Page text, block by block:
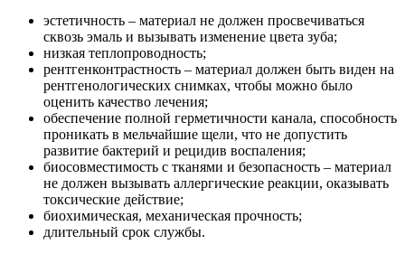
эстетичность – материал не должен просвечиваться
сквозь эмаль и вызывать изменение цвета зуба;
низкая теплопроводность;
рентгенконтрастность – материал должен быть виден на
рентгенологических снимках, чтобы можно было
оценить качество лечения;
обеспечение полной герметичности канала, способность
проникать в мельчайшие щели, что не допустить
развитие бактерий и рецидив воспаления;
биосовместимость с тканями и безопасность – материал
не должен вызывать аллергические реакции, оказывать
токсические действие;
биохимическая, механическая прочность;
длительный срок службы.